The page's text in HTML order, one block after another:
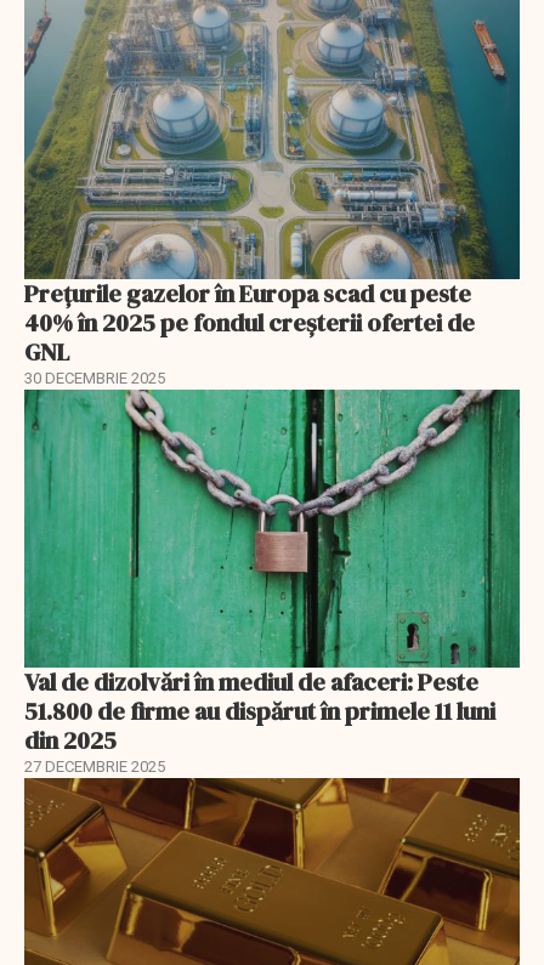
Prețurile gazelor în Europa scad cu peste
40% în 2025 pe fondul creșterii ofertei de
GNL
30 DECEMBRIE 2025
Val de dizolvări în mediul de afaceri: Peste
51.800 de firme au dispărut în primele 11 luni
din 2025
27 DECEMBRIE 2025